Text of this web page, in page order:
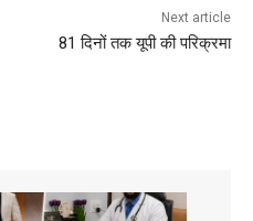
Next article
81 दिनों तक यूपी की परिक्रमा